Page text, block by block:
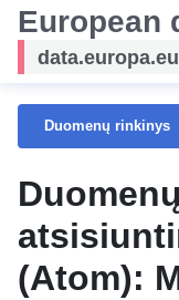
European
data.europa.eu
Duomenų rinkinys
(Atom):